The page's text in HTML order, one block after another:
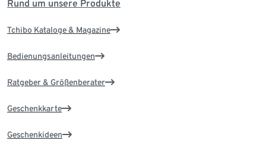
Rund um unsere Produkte
Tchibo Kataloge & Magazine
Bedienungsanleitungen
Ratgeber & Größenberater
Geschenkkarte
Geschenkideen